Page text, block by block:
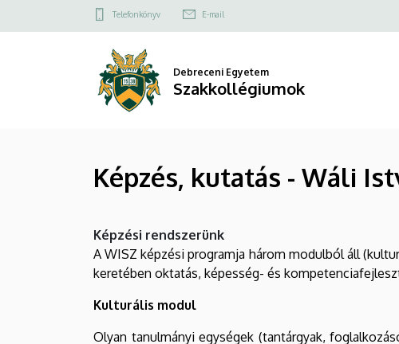
Református
Szakkollégium
Szakkollégiumok
a
Felső
menü
Telefonkönyv E-mail
Debreceni Egyetem
Szakkollégiumok
Képzés, kutatás - Wáli
Képzési rendszerünk
A WISZ képzési programja három modulból áll
keretében oktatás, képesség- és
Kulturális modul
Olyan tanulmányi egységek (tantárgyak,